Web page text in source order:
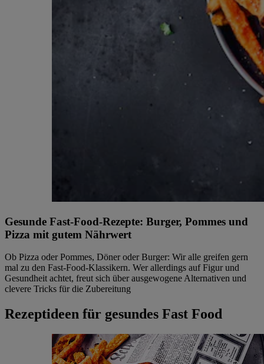
Gesunde Fast-Food-Rezepte: Burger, Pommes und
Pizza mit gutem Nährwert
Ob Pizza oder Pommes, Döner oder Burger: Wir alle greifen gern
mal zu den Fast-Food-Klassikern. Wer allerdings auf Figur und
Gesundheit achtet, freut sich über ausgewogene Alternativen und
clevere Tricks für die Zubereitung
Rezeptideen für gesundes Fast Food